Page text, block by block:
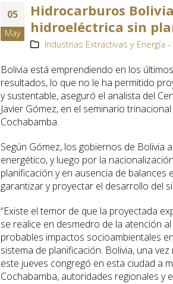
05
May
Hidrocarburos
hidroeléctrica sin
Industrias Extractivas y Energía -
Bolivia está emprendiendo en los
resultados, lo que no le ha permitido
y sustentable, aseguró el analista del
Javier Gómez, en el seminario
Cochabamba.
Según Gómez, los gobiernos de
energético, y luego por la
planificación y en ausencia de
garantizar y proyectar el desarrollo del
“Existe el temor de que la proyectada
se realice en desmedro de la atención
probables impactos socioambientales
sistema de planificación. Bolivia, una
este jueves congregó en esta ciudad a
Cochabamba, autoridades regionales y